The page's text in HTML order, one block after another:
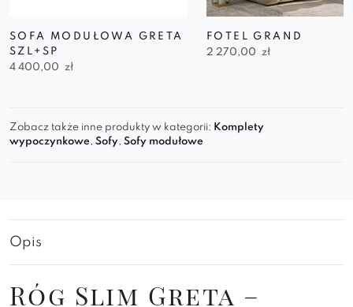
SOFA MODUŁOWA GRETA
SZL+SP
4 400,00
zł
FOTEL GRAND
2 270,00
zł
Zobacz także inne produkty w kategorii: Komplety
wypoczynkowe, Sofy, Sofy modułowe
Opis
Róg Slim Greta –